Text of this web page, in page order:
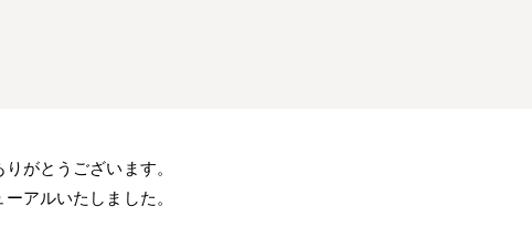
がとうございます。
アルいたしました。